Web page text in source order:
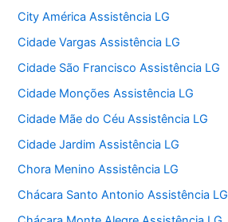
City América Assistência LG
Cidade Vargas Assistência LG
Cidade São Francisco Assistência LG
Cidade Monções Assistência LG
Cidade Mãe do Céu Assistência LG
Cidade Jardim Assistência LG
Chora Menino Assistência LG
Chácara Santo Antonio Assistência LG